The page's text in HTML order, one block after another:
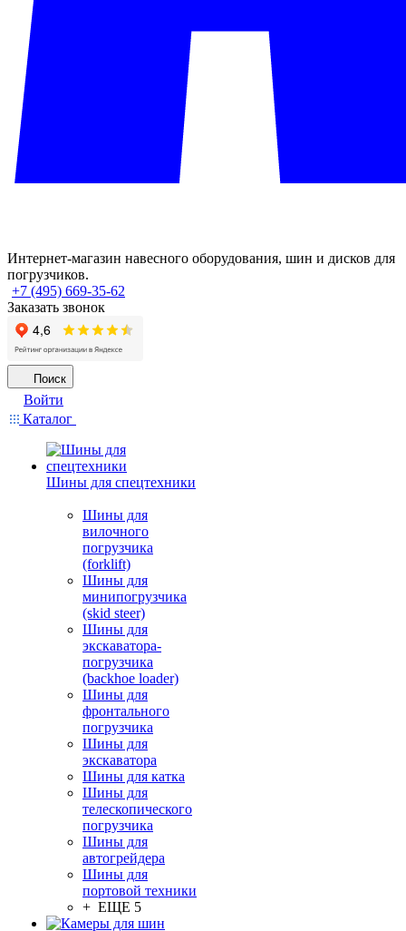
Интернет-магазин навесного оборудования, шин и дисков для
погрузчиков.
+7 (495) 669-35-62
Заказать звонок
Поиск
Войти
Каталог
Шины для спецтехники
Шины для
вилочного
погрузчика
(forklift)
Шины для
минипогрузчика
(skid steer)
Шины для
экскаватора-
погрузчика
(backhoe loader)
Шины для
фронтального
погрузчика
Шины для
экскаватора
Шины для катка
Шины для
телескопического
погрузчика
Шины для
автогрейдера
Шины для
портовой техники
+ ЕЩЕ 5